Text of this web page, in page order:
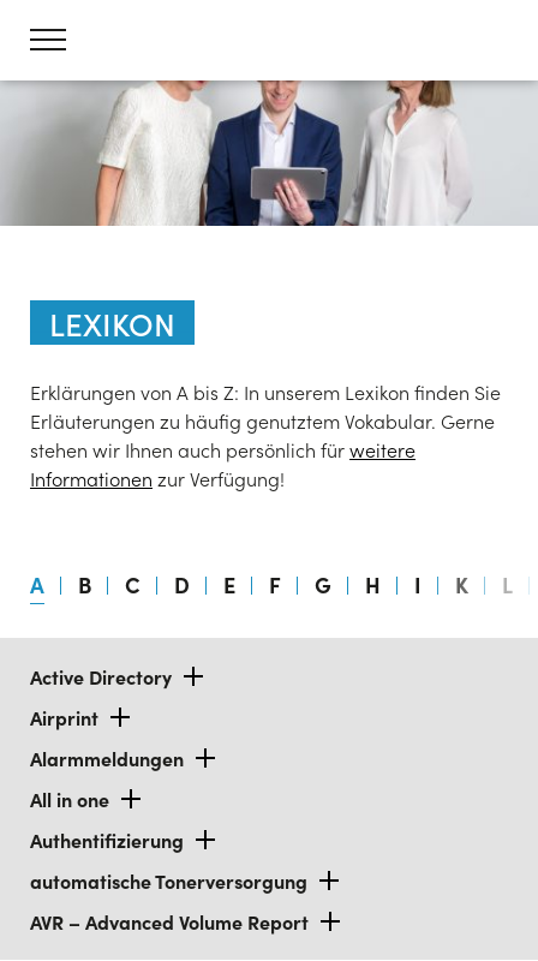
LEXIKON
Erklärungen von A bis Z: In unserem Lexikon finden Sie
Erläuterungen zu häufig genutztem Vokabular. Gerne
stehen wir Ihnen auch persönlich fürweitere
Informationen zur Verfügung!
A B C D E F G H I K L
Active Directory
Airprint
Alarmmeldungen
All in one
Authentifizierung
automatische Tonerversorgung
AVR – Advanced Volume Report